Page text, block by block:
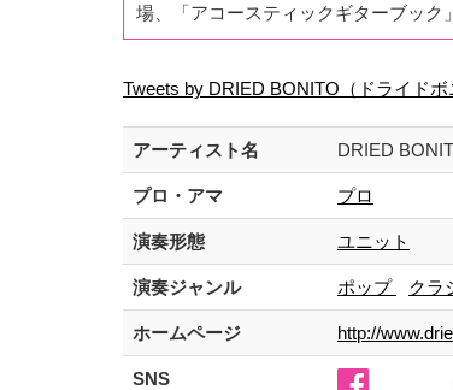
場、「アコースティックギターブック
Tweets by DRIED BONITO（ドライドボ
アーティスト名 DRIED
プロ・アマ プロ
演奏形態 ユニット
演奏ジャンル ポップ クラ
ホームページ http://
SNS